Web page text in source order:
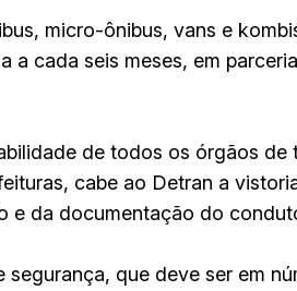
micro-ônibus, vans e
a cada seis meses, em
de todos os órgãos de
cabe ao Detran a
e da documentação do
que deve ser em